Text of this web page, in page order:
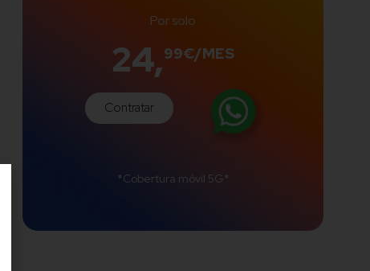
Por solo
24,99€/MES
Contratar
*Cobertura móvil 5G*